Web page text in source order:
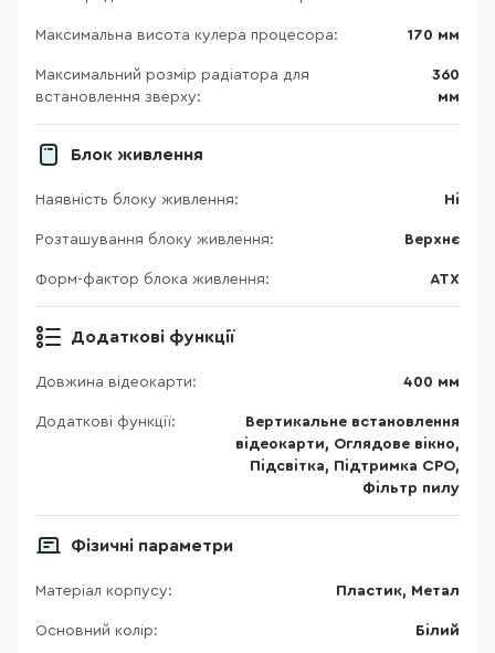
Максимальна висота кулера процесора: 170 мм
Максимальний розмір радіатора для
встановлення зверху:
360
мм
Блок живлення
Наявність блоку живлення: Ні
Розташування блоку живлення: Верхнє
Форм-фактор блока живлення: ATX
Додаткові функції
Довжина відеокарти: 400 мм
Додаткові функції:
Вертикальне встановлення
відеокарти, Оглядове вікно,
Підсвітка, Підтримка СРО,
Фільтр пилу
Фізичні параметри
Матеріал корпусу: Пластик, Метал
Основний колір: Білий